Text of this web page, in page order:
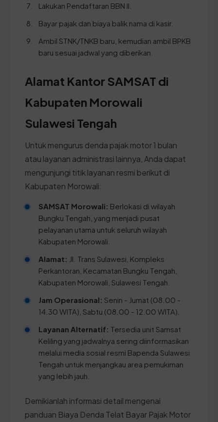
Lakukan Pendaftaran BBN II.
Bayar pajak dan biaya balik nama di kasir.
Ambil STNK/TNKB baru, kemudian ambil BPKB
baru sesuai jadwal yang diberikan.
Alamat Kantor SAMSAT di
Kabupaten Morowali
Sulawesi Tengah
Untuk mengurus denda pajak motor 1 bulan
atau layanan administrasi lainnya, Anda dapat
mengunjungi titik layanan resmi berikut di
Kabupaten Morowali:
SAMSAT Morowali: Berlokasi di wilayah
Bungku Tengah, yang menjadi pusat
pelayanan utama untuk seluruh wilayah
Kabupaten Morowali.
Alamat: Jl. Trans Sulawesi, Kompleks
Perkantoran, Kecamatan Bungku Tengah,
Kabupaten Morowali, Sulawesi Tengah.
Jam Operasional: Senin - Jumat (08.00 -
14.30 WITA), Sabtu (08.00 - 12.00 WITA).
Layanan Alternatif: Tersedia unit Samsat
Keliling yang jadwalnya sering diinformasikan
melalui media sosial resmi Bapenda Sulawesi
Tengah untuk menjangkau area pemukiman
yang lebih jauh.
Demikianlah informasi detail mengenai
panduan Biaya Denda Telat Bayar Pajak Motor